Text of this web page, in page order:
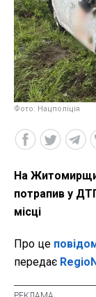
Фото: Нацполіція
На
потрапив у
місці
Про це
передає